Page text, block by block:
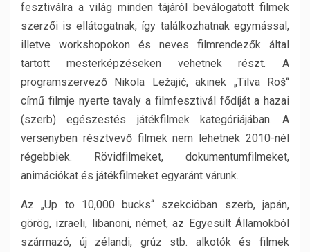
fesztiválra a világ minden tájáról beválogatott filmek
szerzői is ellátogatnak, így találkozhatnak egymással,
illetve workshopokon és neves filmrendezők által
tartott mesterképzéseken vehetnek részt. A
programszervező Nikola Ležajić, akinek „Tilva Roš“
című filmje nyerte tavaly a filmfesztivál fődíját a hazai
(szerb) egészestés játékfilmek kategóriájában. A
versenyben résztvevő filmek nem lehetnek 2010-nél
régebbiek. Rövidfilmeket, dokumentumfilmeket,
animációkat és játékfilmeket egyaránt várunk.
Az „Up to 10,000 bucks“ szekcióban szerb, japán,
görög, izraeli, libanoni, német, az Egyesült Államokból
származó, új zélandi, grúz stb. alkotók és filmek